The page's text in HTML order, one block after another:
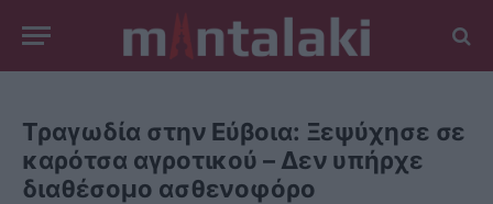
Τραγωδία στην Εύβοια: Ξεψύχησε σε
καρότσα αγροτικού – Δεν υπήρχε
διαθέσομο ασθενοφόρο